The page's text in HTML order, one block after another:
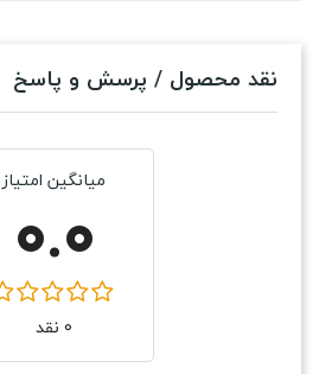
نقد محصول / پرسش و پاسخ
میانگین امتیاز
0.0
0 نقد